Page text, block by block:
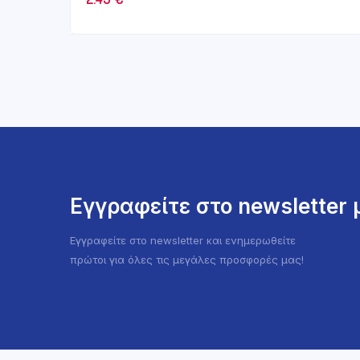
Εγγραφείτε στο newsletter
Εγγραφείτε στο newsletter και ενημερωθείτε
πρώτοι για όλες τις μεγάλες προσφορές μας!